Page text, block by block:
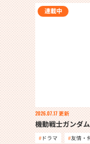
連載中
2026.07.17 更新
機動戦士ガンダ
ドラマ 友情・